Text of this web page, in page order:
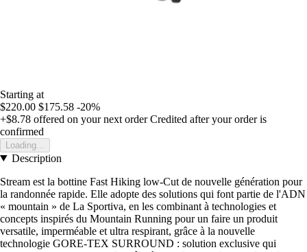
Starting at
$220.00 $175.58 -20%
+$8.78 offered on your next order Credited after your order is
confirmed
Loading...
Description
Stream est la bottine Fast Hiking low-Cut de nouvelle génération pour
la randonnée rapide. Elle adopte des solutions qui font partie de l'ADN
« mountain » de La Sportiva, en les combinant à technologies et
concepts inspirés du Mountain Running pour un faire un produit
versatile, imperméable et ultra respirant, grâce à la nouvelle
technologie GORE-TEX SURROUND : solution exclusive qui